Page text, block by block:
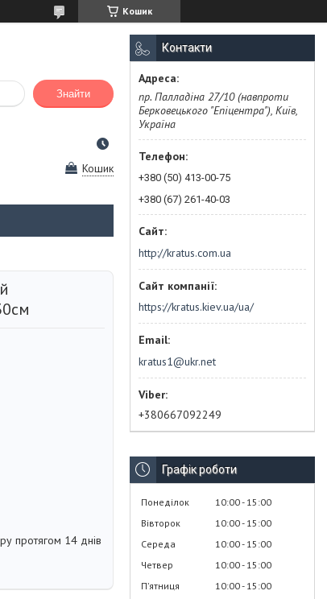
Кошик
Знайти
Кошик
протягом 14 днів
Контакти
пр. Палладіна 27/10 (навпроти
Берковецького "Епіцентра"), Київ,
Україна
+380 (50) 413-00-75
+380 (67) 261-40-03
http://kratus.com.ua
https://kratus.kiev.ua/ua/
kratus1@ukr.net
+380667092249
Графік роботи
Понеділок 10:00 15:00
Вівторок
10:00 15:00
Середа
10:00 15:00
Четвер
10:00 15:00
Пʼятниця
10:00 15:00